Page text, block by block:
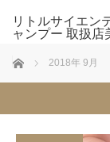
リトルサイエン
ャンプー 取扱店
ホーム 2018年 9月